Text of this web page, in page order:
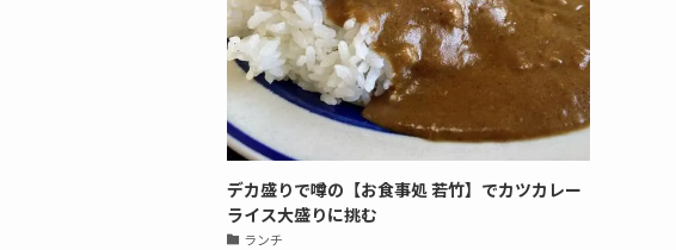
デカ盛りで噂の【お食事処 若竹】でカツカレー
ライス大盛りに挑む
ランチ